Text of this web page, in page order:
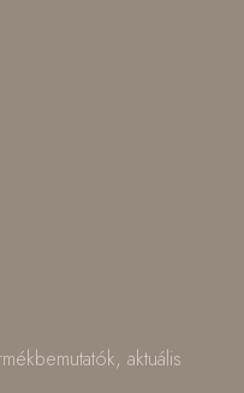
aktuális